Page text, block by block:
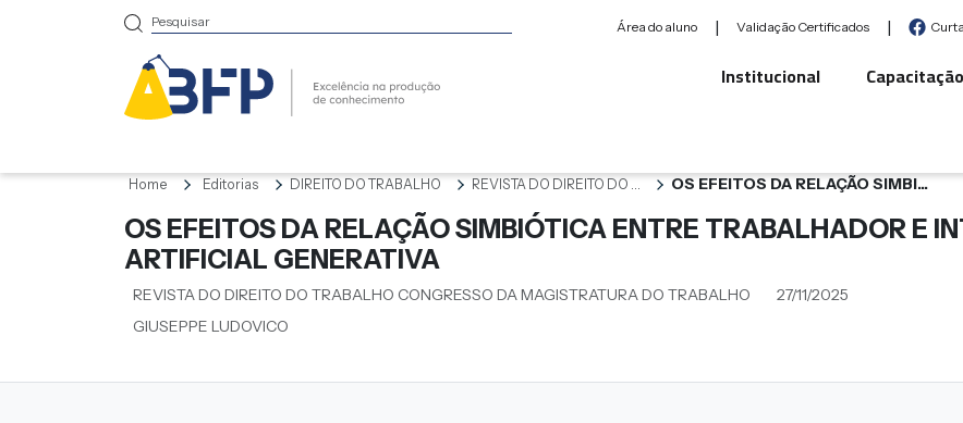
Área do aluno | Validação Certificados |
Institucional Capacitação
Home Editorias DIREITO DO TRABALHO REVISTA DO DIREITO DO ... OS EFEITOS DA RELAÇÃO SIMBI...
OS EFEITOS DA RELAÇÃO SIMBIÓTICA ENTRE TRABALHADOR E
ARTIFICIAL GENERATIVA
REVISTA DO DIREITO DO TRABALHO CONGRESSO DA MAGISTRATURA DO TRABALHO
27/11/2025
GIUSEPPE LUDOVICO